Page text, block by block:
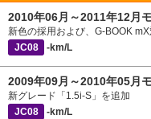
2010年06月～2011年12月
新色の採用および、G-BOOK
JC08
-km/L
2009年09月～2010年05月
新グレード「1.5i-S」を追加
JC08
-km/L